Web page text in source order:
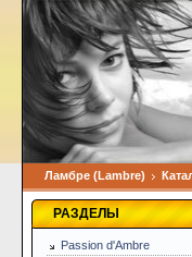
Ламбре (Lambre)
РАЗДЕЛЫ
Passion d'Ambre